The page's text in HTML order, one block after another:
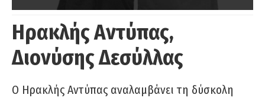
Ηρακλής Αντύπας,
Διονύσης Δεσύλλας
Ο Ηρακλής Αντύπας αναλαμβάνει τη δύσκολη